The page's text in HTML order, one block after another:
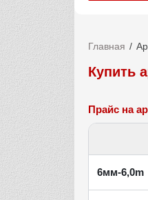
Главная
Купить
Прайс на
6мм-6,0m